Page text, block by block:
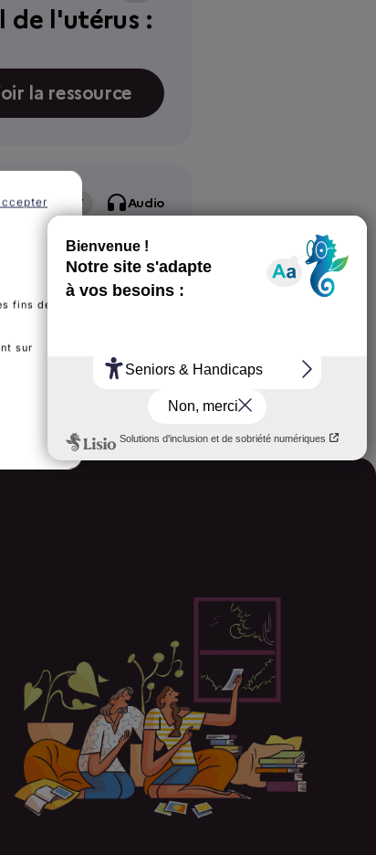
de l'utérus :
la ressource
AR FR PT Audio
le
fins de
sur